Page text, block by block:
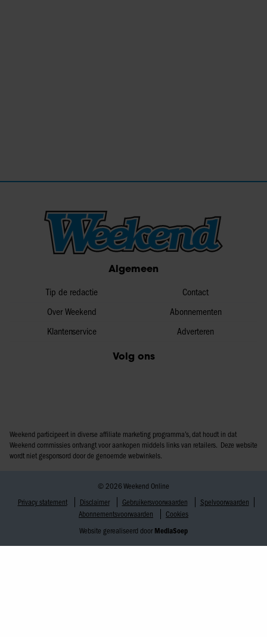
Algemeen
Tip de redactie
Over Weekend
Klantenservice
Contact
Abonnementen
Adverteren
Volg ons
Weekend participeert in diverse affiliate marketing programma’s, dat houdt in dat
Weekend commissies ontvangt voor aankopen middels links van retailers. Deze website
wordt niet gesponsord door de genoemde webwinkels.
© 2026 Weekend Online
Privacy statement
Disclaimer Gebruikersvoorwaarden
Spelvoorwaarden
Abonnementsvoorwaarden
Cookies
Website gerealiseerd door MediaSoep